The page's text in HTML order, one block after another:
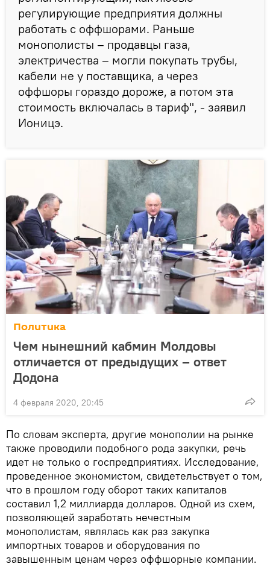
регулирующие предприятия должны
работать с оффшорами. Раньше
монополисты – продавцы газа,
электричества – могли покупать трубы,
кабели не у поставщика, а через
оффшоры гораздо дороже, а потом эта
стоимость включалась в тариф", - заявил
Ионицэ.
Политика
Чем нынешний кабмин Молдовы
отличается от предыдущих – ответ
Додона
4 февраля 2020, 20:45
По словам эксперта, другие монополии на рынке
также проводили подобного рода закупки, речь
идет не только о госпредприятиях. Исследование,
проведенное экономистом, свидетельствует о том,
что в прошлом году оборот таких капиталов
составил 1,2 миллиарда долларов. Одной из схем,
позволяющей заработать нечестным
монополистам, являлась как раз закупка
импортных товаров и оборудования по
завышенным ценам через оффшорные компании.